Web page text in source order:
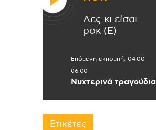
Λες κι είσαι
ροκ (Ε)
Επόμενη εκπομπή: 04:00 -
06:00
Νυχτερινά τραγούδια
Ετικέτες